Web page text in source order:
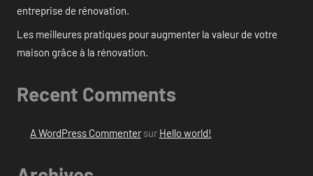
entreprise de rénovation.
Les meilleures pratiques pour augmenter la valeur de votre
maison grâce à la rénovation.
Recent Comments
A WordPress Commentersur Hello world!